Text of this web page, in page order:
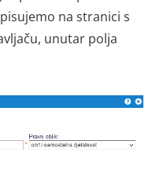
na stranici s
unutar polja